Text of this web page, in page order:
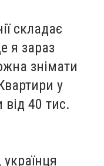
складає
я зараз
знімати
у
40 тис.